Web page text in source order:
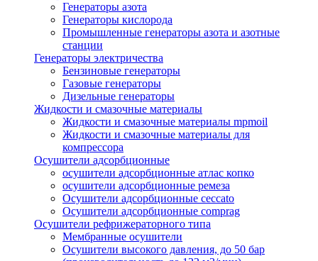
Генераторы азота
Генераторы кислорода
Промышленные генераторы азота и азотные
станции
Генераторы электричества
Бензиновые генераторы
Газовые генераторы
Дизельные генераторы
Жидкости и смазочные материалы
Жидкости и смазочные материалы mpmoil
Жидкости и смазочные материалы для
компрессора
Осушители адсорбционные
осушители адсорбционные атлас копко
осушители адсорбционные ремеза
Осушители адсорбционные ceccato
Осушители адсорбционные comprag
Осушители рефрижераторного типа
Мембранные осушители
Осушители высокого давления, до 50 бар